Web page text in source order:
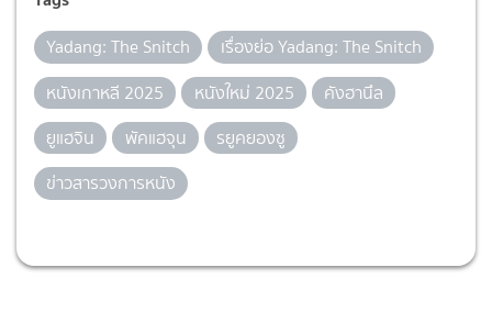
Yadang: The Snitch
เรื่องย่อ Yadang: The Snitch
หนังเกาหลี 2025
หนังใหม่ 2025
คังฮานึล
ยูแฮจิน
พัคแฮจุน
รยูคยองซู
ข่าวสารวงการหนัง